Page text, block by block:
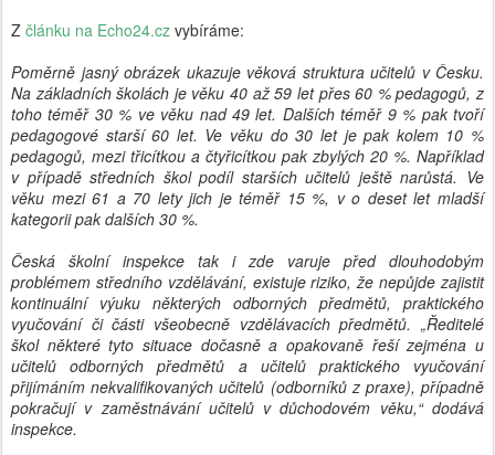
Z článku na Echo24.cz vybíráme:
Poměrně jasný obrázek ukazuje věková struktura učitelů v Česku.
Na základních školách je věku 40 až 59 let přes 60 % pedagogů, z
toho téměř 30 % ve věku nad 49 let. Dalších téměř 9 % pak tvoří
pedagogové starší 60 let. Ve věku do 30 let je pak kolem 10 %
pedagogů, mezi třicítkou a čtyřicítkou pak zbylých 20 %. Například
v případě středních škol podíl starších učitelů ještě narůstá. Ve
věku mezi 61 a 70 lety jich je téměř 15 %, v o deset let mladší
kategorii pak dalších 30 %.
Česká školní inspekce tak i zde varuje před dlouhodobým
problémem středního vzdělávání, existuje riziko, že nepůjde zajistit
kontinuální výuku některých odborných předmětů, praktického
vyučování či části všeobecně vzdělávacích předmětů. „Ředitelé
škol některé tyto situace dočasně a opakovaně řeší zejména u
učitelů odborných předmětů a učitelů praktického vyučování
přijímáním nekvalifikovaných učitelů (odborníků z praxe), případně
pokračují v zaměstnávání učitelů v důchodovém věku,“ dodává
inspekce.